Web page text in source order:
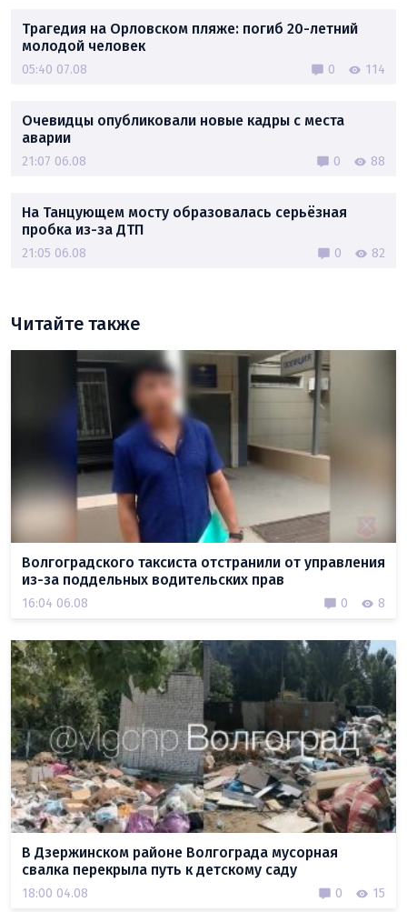
Трагедия на Орловском пляже: погиб 20-летний
молодой человек
05:40 07.08 0 114
Очевидцы опубликовали новые кадры с места
аварии
21:07 06.08 0 88
На Танцующем мосту образовалась серьёзная
пробка из-за ДТП
21:05 06.08 0 82
Читайте также
Волгоградского таксиста отстранили от управления
из-за поддельных водительских прав
16:04 06.08 0 8
В Дзержинском районе Волгограда мусорная
свалка перекрыла путь к детскому саду
18:00 04.08 0 15